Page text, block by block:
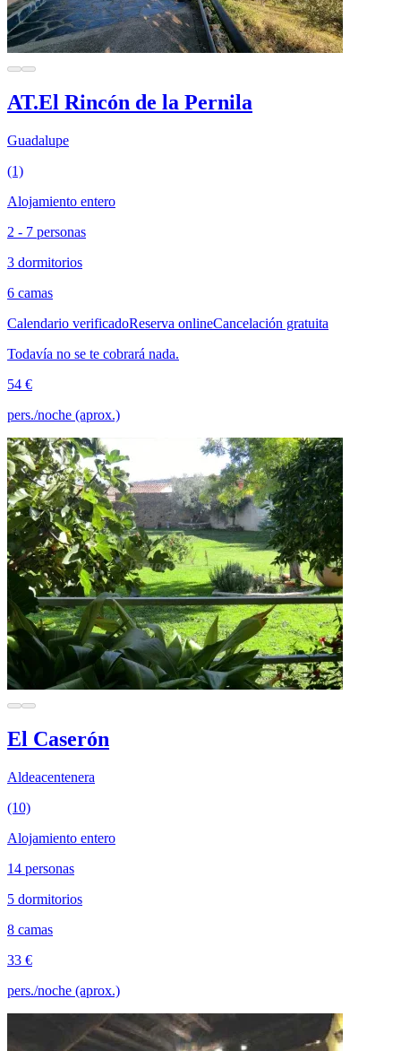
AT.El Rincón de la Pernila
Guadalupe
(1)
Alojamiento entero
2 - 7 personas
3 dormitorios
6 camas
Calendario verificadoReserva onlineCancelación gratuita
Todavía no se te cobrará nada.
54 €
pers./noche (aprox.)
El Caserón
Aldeacentenera
(10)
Alojamiento entero
14 personas
5 dormitorios
8 camas
33 €
pers./noche (aprox.)